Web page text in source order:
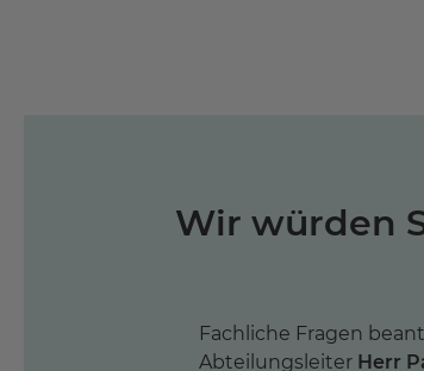
Wir würden
Fachliche Fragen
Abteilungsleiter Herr